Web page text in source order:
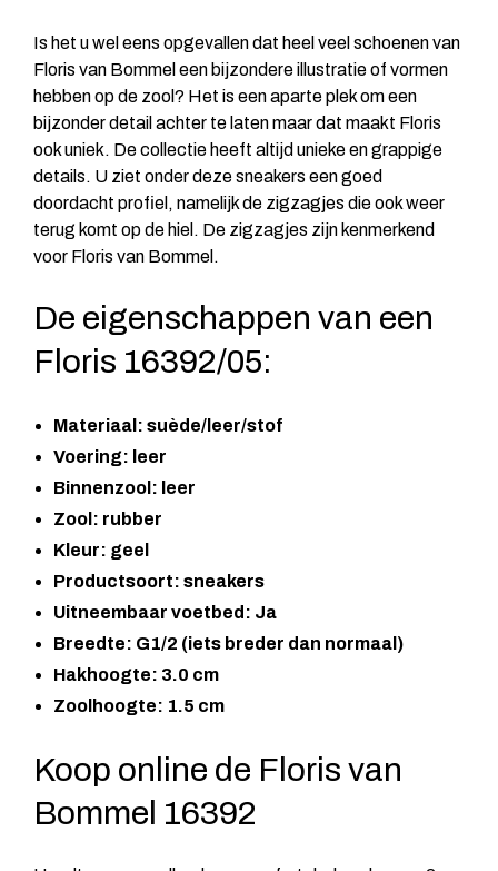
Is het u wel eens opgevallen dat heel veel schoenen van
Floris van Bommel een bijzondere illustratie of vormen
hebben op de zool? Het is een aparte plek om een
bijzonder detail achter te laten maar dat maakt Floris
ook uniek. De collectie heeft altijd unieke en grappige
details. U ziet onder deze sneakers een goed
doordacht profiel, namelijk de zigzagjes die ook weer
terug komt op de hiel. De zigzagjes zijn kenmerkend
voor Floris van Bommel.
De eigenschappen van een
Floris 16392/05:
Materiaal: suède/leer/stof
Voering: leer
Binnenzool: leer
Zool: rubber
Kleur: geel
Productsoort: sneakers
Uitneembaar voetbed: Ja
Breedte: G1/2 (iets breder dan normaal)
Hakhoogte: 3.0 cm
Zoolhoogte: 1.5 cm
Koop online de Floris van
Bommel 16392